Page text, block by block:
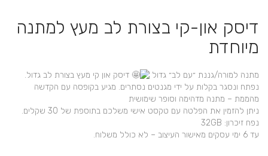
דיסק און-קי בצורת לב מעץ למתנה
מיוחדת
מתנה למורה/גננת ״עם לב״ גדול
דיסק און קי מעץ בצורת לב גדול.
נפתח ונסגר בקלות על ידי מגנטים נסתרים. מגיע בקופסה עם הקדשה
מהממת – מתנה מדהימה וסופר שימושית
ניתן להזמין את הפלטה עם טקסט אישי משלכם בתוספת של 30 שקלים.
נפח זיכרון: 32GB
עד 6 ימי עסקים מאישור העיצוב – לא כולל משלוח.